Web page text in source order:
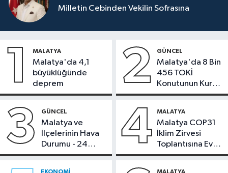
Milletin Cebinden Vekilin Sofrasına
1 MALATYA
Malatya'da 4,1
büyüklüğünde
deprem
2 GÜNCEL
Malatya'da 8 Bin
456 TOKİ
Konutunun Kurası
Bugün Çekiliyor
3 GÜNCEL
Malatya ve
İlçelerinin Hava
Durumu - 24
Temmuz 2026
4 MALATYA
Malatya COP31
İklim Zirvesi
Toplantısına Ev
Sahipliği Yaptı
EKONOMI MALATYA